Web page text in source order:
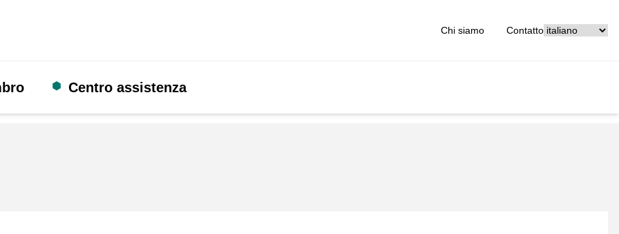
Chi siamo Contatto
Centro assistenza